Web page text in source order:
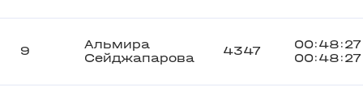
9
Альмира
Сейджапарова
4347
00:48:27
00:48:27